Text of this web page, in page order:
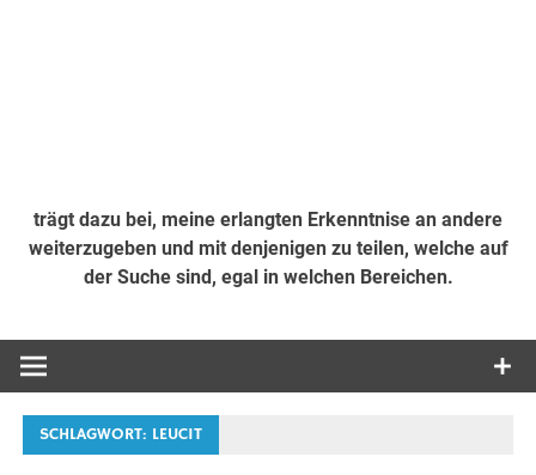
trägt dazu bei, meine erlangten Erkenntnise an andere
weiterzugeben und mit denjenigen zu teilen, welche auf
der Suche sind, egal in welchen Bereichen.
SCHLAGWORT: LEUCIT